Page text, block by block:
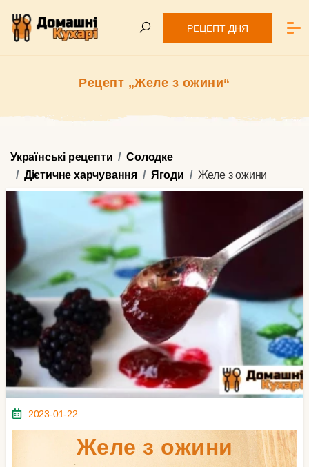
РЕЦЕПТ ДНЯ
Рецепт „Желе з ожини“
Українські рецепти
Солодке
Дієтичне харчування
Ягоди Желе з ожини
2023-01-22
Желе з ожини